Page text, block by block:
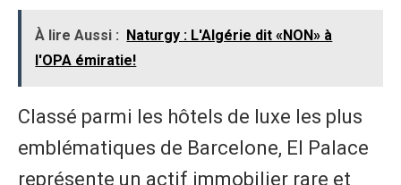
À lire Aussi : Naturgy : L'Algérie dit «NON» à
l'OPA émiratie!
Classé parmi les hôtels de luxe les plus
emblématiques de Barcelone, El Palace
représente un actif immobilier rare et